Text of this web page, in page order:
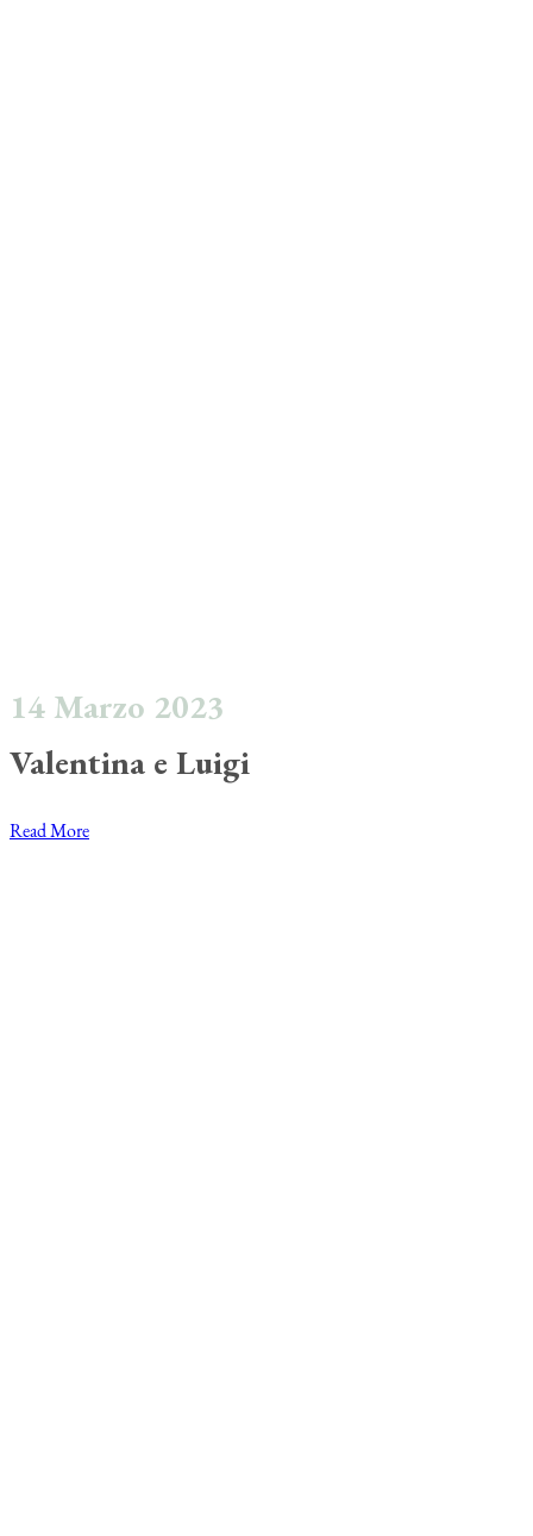
14 Marzo 2023
Valentina e Luigi
Read More